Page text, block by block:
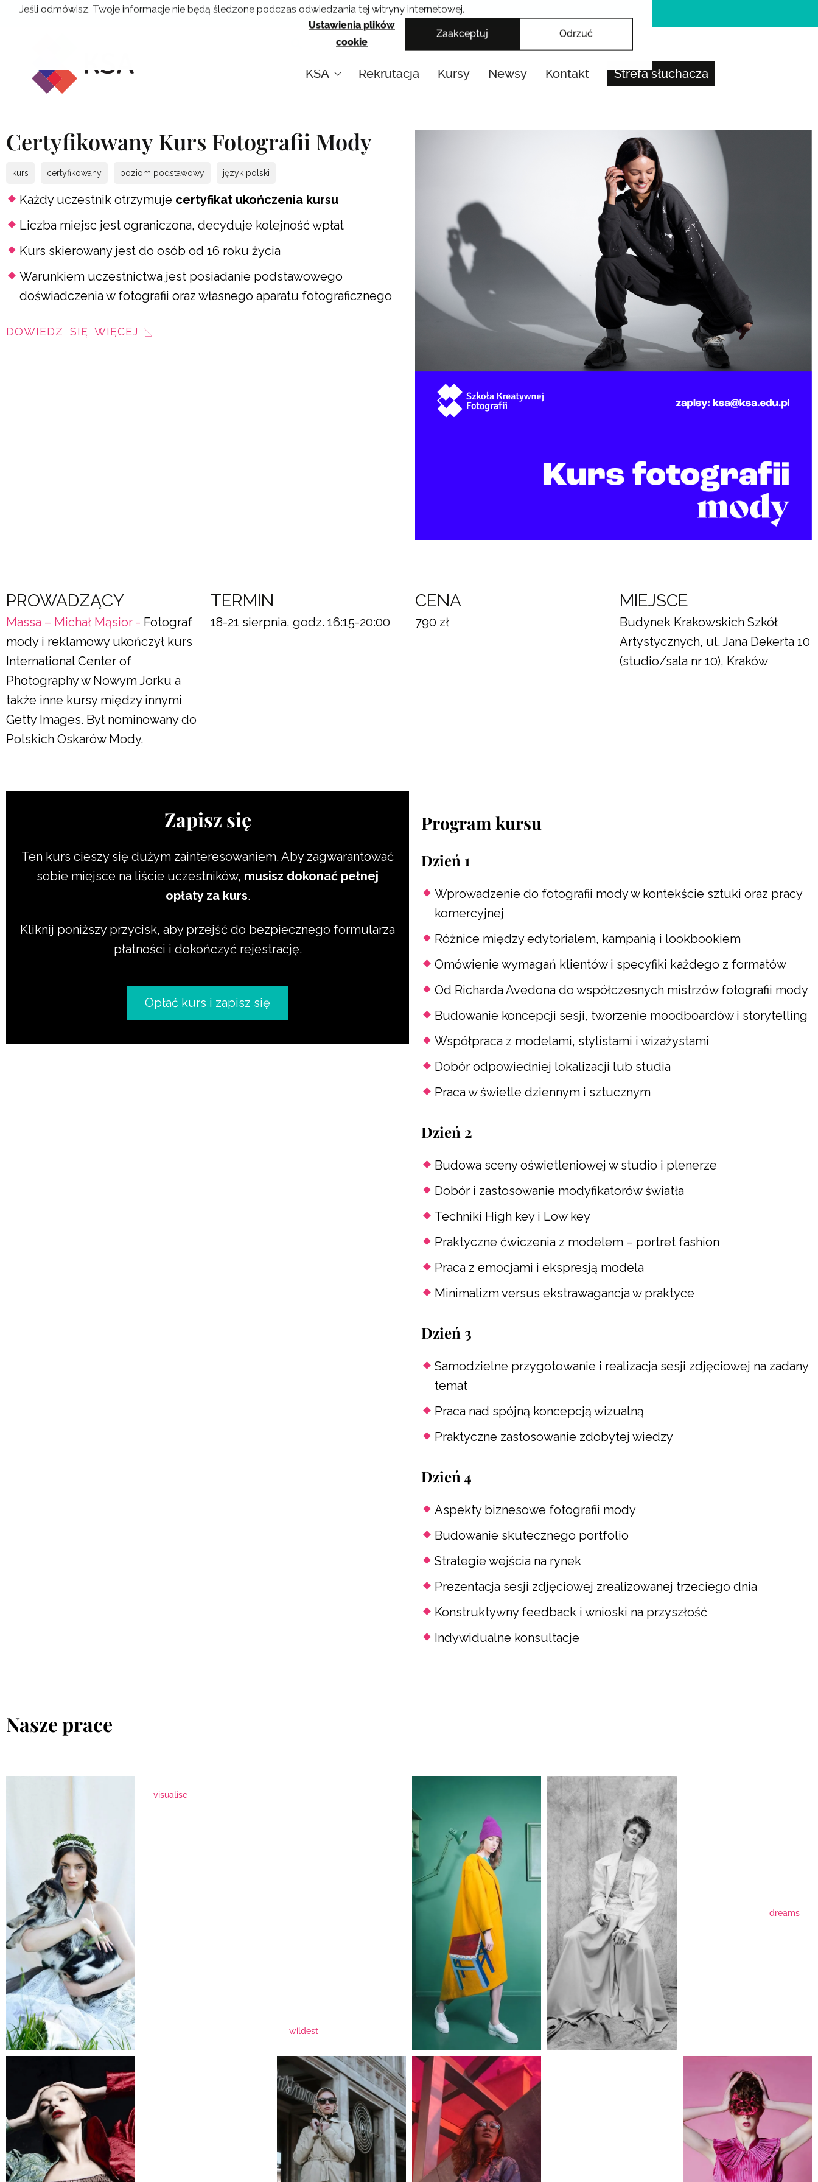
Jeśli odmówisz, Twoje informacje nie będą śledzone podczas odwiedzania tej witryny internetowej.
Ustawienia plików
cookie
Zaakceptuj Odrzuć
Przejdź
Krakowskie Szkoły Artystyczne
KSA Rekrutacja Kursy Newsy Kontakt Strefa słuchacza
Certyfikowany Kurs Fotografii Mody
kurs certyfikowany poziom podstawowy język polski
Każdy uczestnik otrzymuje certyfikat ukończenia kursu
Liczba miejsc jest ograniczona, decyduje kolejność wpłat
Kurs skierowany jest do osób od 16 roku życia
Warunkiem uczestnictwa jest posiadanie podstawowego
doświadczenia w fotografii oraz własnego aparatu fotograficznego
DOWIEDZ SIĘ WIĘCEJ
PROWADZĄCY
Massa – Michał Mąsior - Fotograf
mody i reklamowy ukończył kurs
International Center of
Photography w Nowym Jorku a
także inne kursy między innymi
Getty Images. Był nominowany do
Polskich Oskarów Mody.
TERMIN
18-21 sierpnia, godz. 16:15-20:00
CENA
790 zł
MIEJSCE
Budynek Krakowskich Szkół
Artystycznych, ul. Jana Dekerta 10
(studio/sala nr 10), Kraków
Zapisz się
Ten kurs cieszy się dużym zainteresowaniem. Aby zagwarantować
sobie miejsce na liście uczestników, musisz dokonać pełnej
opłaty za kurs.
Kliknij poniższy przycisk, aby przejść do bezpiecznego formularza
płatności i dokończyć rejestrację.
Opłać kurs i zapisz się
Program kursu
Dzień 1
Wprowadzenie do fotografii mody w kontekście sztuki oraz pracy
komercyjnej
Różnice między edytorialem, kampanią i lookbookiem
Omówienie wymagań klientów i specyfiki każdego z formatów
Od Richarda Avedona do współczesnych mistrzów fotografii mody
Budowanie koncepcji sesji, tworzenie moodboardów i storytelling
Współpraca z modelami, stylistami i wizażystami
Dobór odpowiedniej lokalizacji lub studia
Praca w świetle dziennym i sztucznym
Dzień 2
Budowa sceny oświetleniowej w studio i plenerze
Dobór i zastosowanie modyfikatorów światła
Techniki High key i Low key
Praktyczne ćwiczenia z modelem – portret fashion
Praca z emocjami i ekspresją modela
Minimalizm versus ekstrawagancja w praktyce
Dzień 3
Samodzielne przygotowanie i realizacja sesji zdjęciowej na zadany
temat
Praca nad spójną koncepcją wizualną
Praktyczne zastosowanie zdobytej wiedzy
Dzień 4
Aspekty biznesowe fotografii mody
Budowanie skutecznego portfolio
Strategie wejścia na rynek
Prezentacja sesji zdjęciowej zrealizowanej trzeciego dnia
Konstruktywny feedback i wnioski na przyszłość
Indywidualne konsultacje
Nasze prace
visualise
wildest
dreams